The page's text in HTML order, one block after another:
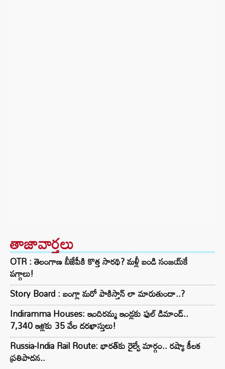
తాజావార్తలు
OTR : తెలంగాణ బీజేపీకి కొత్త సారథి? మళ్లీ బండి సంజయ్‌కే
పగ్గాలు!
Story Board : బంగ్లా మరో పాకిస్తాన్ లా మారుతుందా..?
Indiramma Houses: ఇందిరమ్మ ఇండ్లకు ఫుల్ డిమాండ్..
7,340 ఇళ్లకు 35 వేల దరఖాస్తులు!
Russia-India Rail Route: భారత్‌కు రైల్వే మార్గం.. రష్యా కీలక
ప్రతిపాదన..